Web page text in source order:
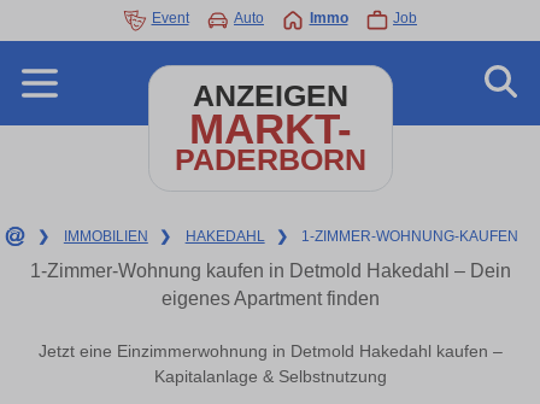
Event Auto Immo Job
ANZEIGEN
MARKT-
PADERBORN
❯ IMMOBILIEN ❯ HAKEDAHL ❯ 1-ZIMMER-WOHNUNG-KAUFEN
1-Zimmer-Wohnung kaufen in Detmold Hakedahl – Dein
eigenes Apartment finden
Jetzt eine Einzimmerwohnung in Detmold Hakedahl kaufen –
Kapitalanlage & Selbstnutzung